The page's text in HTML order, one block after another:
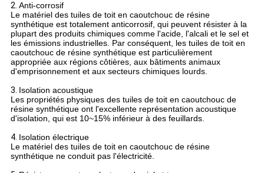
2. Anti-corrosif
Le matériel des tuiles de toit en caoutchouc de résine
synthétique est totalement anticorrosif, qui peuvent résister à la
plupart des produits chimiques comme l'acide, l'alcali et le sel et
les émissions industrielles. Par conséquent, les tuiles de toit en
caoutchouc de résine synthétique est particulièrement
appropriée aux régions côtières, aux bâtiments animaux
d'emprisonnement et aux secteurs chimiques lourds.
3. Isolation acoustique
Les propriétés physiques des tuiles de toit en caoutchouc de
résine synthétique ont l'excellente représentation acoustique
d'isolation, qui est 10~15% inférieur à des feuillards.
4. Isolation électrique
Le matériel des tuiles de toit en caoutchouc de résine
synthétique ne conduit pas l'électricité.